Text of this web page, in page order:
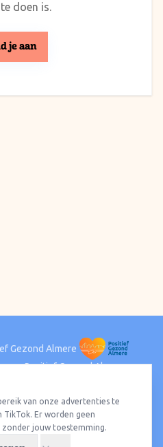
doen is.
je aan
Gezond Almere
Positief Gezond Almere
PER WIJK
StadAlmere BuitenAlmere Poort
Wat te doen
van onze advertenties te
TikTok. Er worden geen
zonder jouw toestemming.